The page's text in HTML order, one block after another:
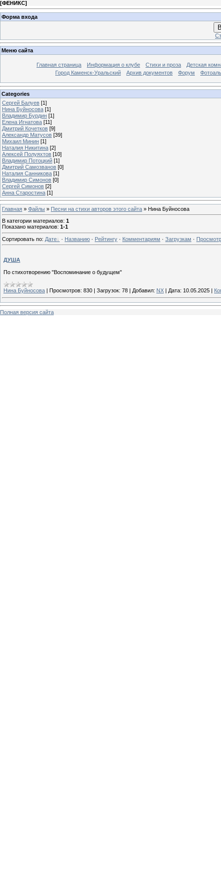
[ФЕНИКС]
Форма входа
Меню сайта
Главная страница Информация о клубе Стихи и проза
Детская
Город Каменск-Уральский
Архив документов Форум
Categories
Сергей Балуев [1]
Нина Буйносова [1]
Владимир Бурдин [1]
Елена Игнатова [11]
Дмитрий Кочетков [9]
Александр Матусов [39]
Михаил Минин [1]
Наталия Никитина [2]
Алексей Полуяхтов [10]
Владимир Потоцкий [1]
Дмитрий Самозванов [0]
Наталия Санникова [1]
Владимир Симонов [0]
Сергей Симонов [2]
Анна Старостина [1]
Главная » Файлы » Песни на стихи авторов этого сайта » Нина Буйносова
В категории материалов: 1
Показано материалов: 1-1
Сортировать по: Дате · Названию · Рейтингу · Комментариям · Загрузкам ·
ДУША
По стихотворению "Воспоминание о будущем"
Нина Буйносова | Просмотров: 830 | Загрузок: 78 | Добавил: NX | Дата: 10.05.2025 |
Полная версия сайта